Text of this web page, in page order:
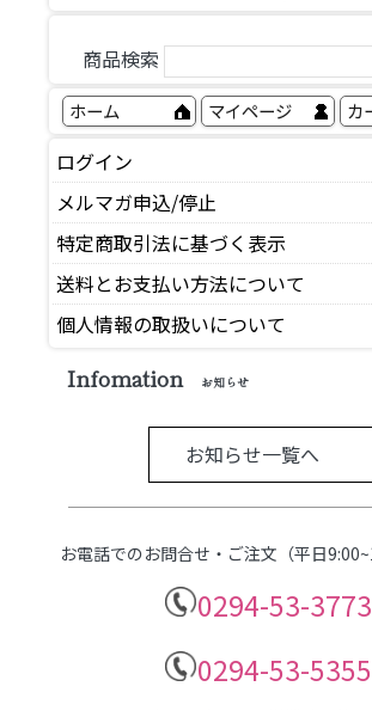
商品検索
ホーム マイページ カ
ログイン
メルマガ申込/停止
特定商取引法に基づく表示
送料とお支払い方法について
個人情報の取扱いについて
Infomation お知らせ
お知らせ一覧へ
お電話でのお問合せ・ご注文（平日
0294-53-3773
0294-53-5355